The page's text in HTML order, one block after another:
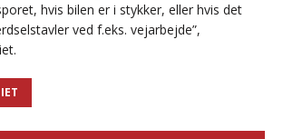
hvis bilen er i stykker, eller hvis det
ved f.eks. vejarbejde”,